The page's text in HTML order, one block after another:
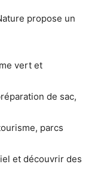
propose un
vert et
de sac,
parcs
et découvrir des